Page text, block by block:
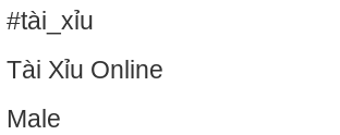
#tài_xỉu
Tài Xỉu Online
Male